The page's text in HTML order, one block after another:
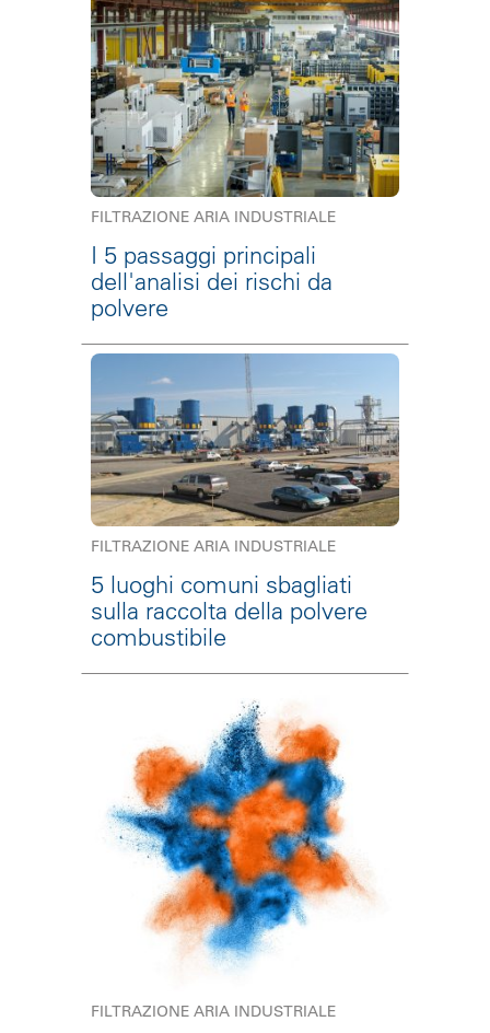
FILTRAZIONE ARIA INDUSTRIALE
I 5 passaggi principali
dell'analisi dei rischi da
polvere
FILTRAZIONE ARIA INDUSTRIALE
5 luoghi comuni sbagliati
sulla raccolta della polvere
combustibile
FILTRAZIONE ARIA INDUSTRIALE